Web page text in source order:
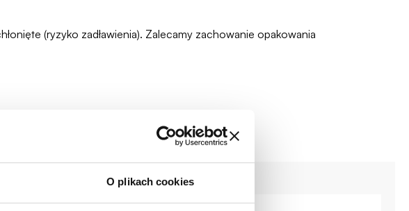
O plikach cookies
(ryzyko zadławienia). Zalecamy zachowanie opakowania